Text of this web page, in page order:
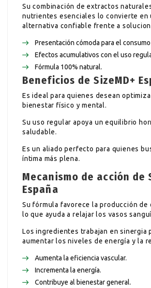
Su combinación de extractos
nutrientes esenciales lo convierte en
alternativa confiable frente a
Presentación cómoda para el
Efectos acumulativos con el uso
Fórmula 100% natural.
Beneficios de SizeMD+
Es ideal para quienes desean
bienestar físico y mental.
Su uso regular apoya un equilibrio
saludable.
Es un aliado perfecto para quienes
íntima más plena.
Mecanismo de acción de
España
Su fórmula favorece la producción de
lo que ayuda a relajar los vasos
Los ingredientes trabajan en sinergia
aumentar los niveles de energía y la
Aumenta la eficiencia vascular.
Incrementa la energía.
Contribuye al bienestar general.